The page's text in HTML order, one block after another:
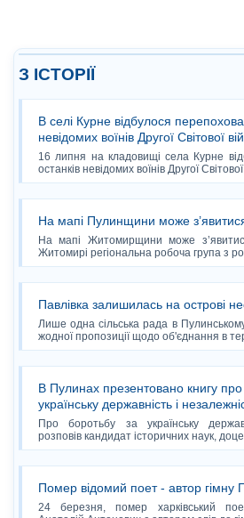
З ІСТОРІЇ
В селі Курне відбулося
невідомих воїнів Другої Світової
16 липня на кладовищі села Курне
останків невідомих воїнів Другої
На мапі Пулинщини може
На мапі Житомирщини може
Житомирі регіональна робоча група з
Павлівка залишилась на острові
Лише одна сільська рада в
жодної пропозиції щодо об'єднання в
В Пулинах презентовано книгу
українську державність і
Про боротьбу за українську
розповів кандидат історичних наук,
Помер відомий поет - автор гімну
24 березня, помер харківський